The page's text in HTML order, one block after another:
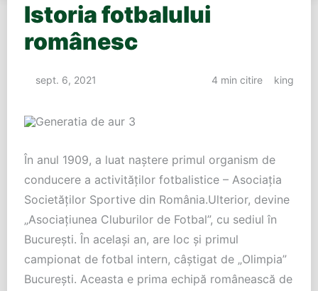
Istoria fotbalului
românesc
sept. 6, 2021 4 min citire king
În anul 1909, a luat naștere primul organism de
conducere a activităților fotbalistice – Asociația
Societăților Sportive din România.Ulterior, devine
„Asociațiunea Cluburilor de Fotbal”, cu sediul în
București. În același an, are loc și primul
campionat de fotbal intern, câștigat de „Olimpia”
București. Aceasta e prima echipă românească de